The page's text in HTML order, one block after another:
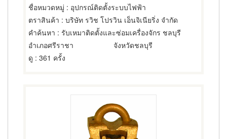
ชื่อหมวดหมู่ : อุปกรณ์ติดตั้งระบบไฟฟ้า
ตราสินค้า : บริษัท รวิช โปรวิน เอ็นจิเนียริ่ง จำกัด
คำค้นหา : รับเหมาติดตั้งและซ่อมเครื่องจักร ชลบุรี
อำเภอศรีราชา
จังหวัดชลบุรี
ดู : 361 ครั้ง